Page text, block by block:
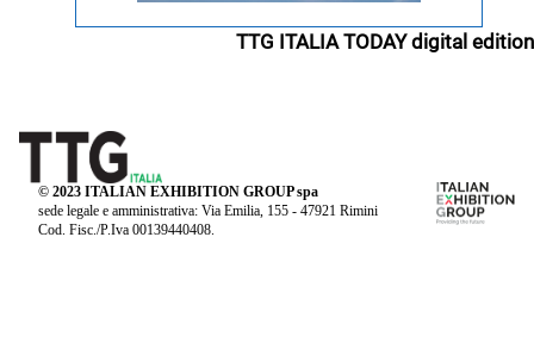
TTG ITALIA TODAY digital edition
© 2023 ITALIAN EXHIBITION GROUP spa
sede legale e amministrativa: Via Emilia, 155 - 47921 Rimini
Cod. Fisc./P.Iva 00139440408.